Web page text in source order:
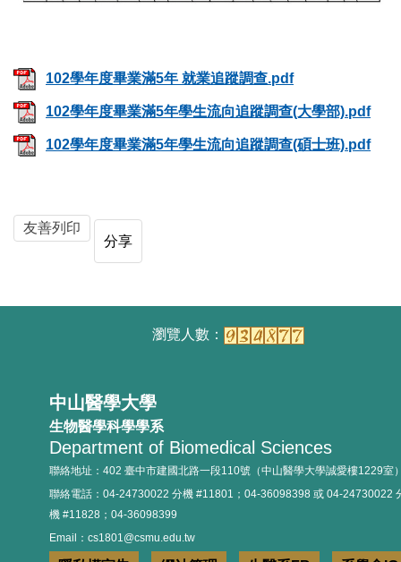
102學年度畢業滿5年 就業追蹤調查.pdf
102學年度畢業滿5年學生流向追蹤調查(大學部).pdf
102學年度畢業滿5年學生流向追蹤調查(碩士班).pdf
友善列印
分享
中山醫學大學
生物醫學科學學系
Department of Biomedical Sciences
聯絡地址：402 臺中市建國北路一段110號（中山醫學大學誠愛樓1229室
聯絡電話：04-24730022 分機 #11801；04-36098398 或 04-24730022
機 #11828；04-36098399
Email：cs1801@csmu.edu.tw